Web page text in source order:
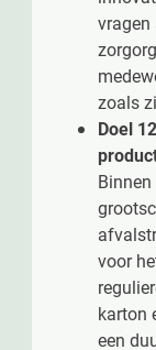
vragen
zoals
Doel
voor
karton
een